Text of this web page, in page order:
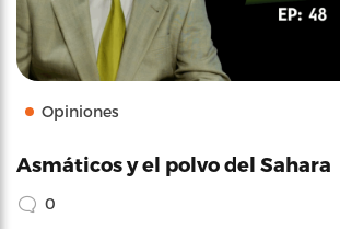
Opiniones
Asmáticos y el polvo del Sahara
0